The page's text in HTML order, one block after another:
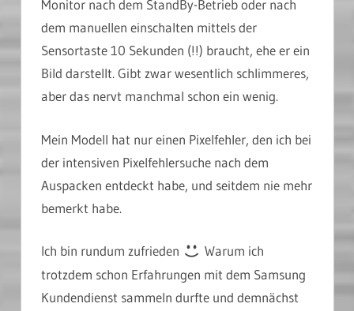
Monitor nach dem StandBy-Betrieb oder nach
dem manuellen einschalten mittels der
Sensortaste 10 Sekunden (!!) braucht, ehe er ein
Bild darstellt. Gibt zwar wesentlich schlimmeres,
aber das nervt manchmal schon ein wenig.
Mein Modell hat nur einen Pixelfehler, den ich bei
der intensiven Pixelfehlersuche nach dem
Auspacken entdeckt habe, und seitdem nie mehr
bemerkt habe.
Ich bin rundum zufrieden
Warum ich
trotzdem schon Erfahrungen mit dem Samsung
Kundendienst sammeln durfte und demnächst